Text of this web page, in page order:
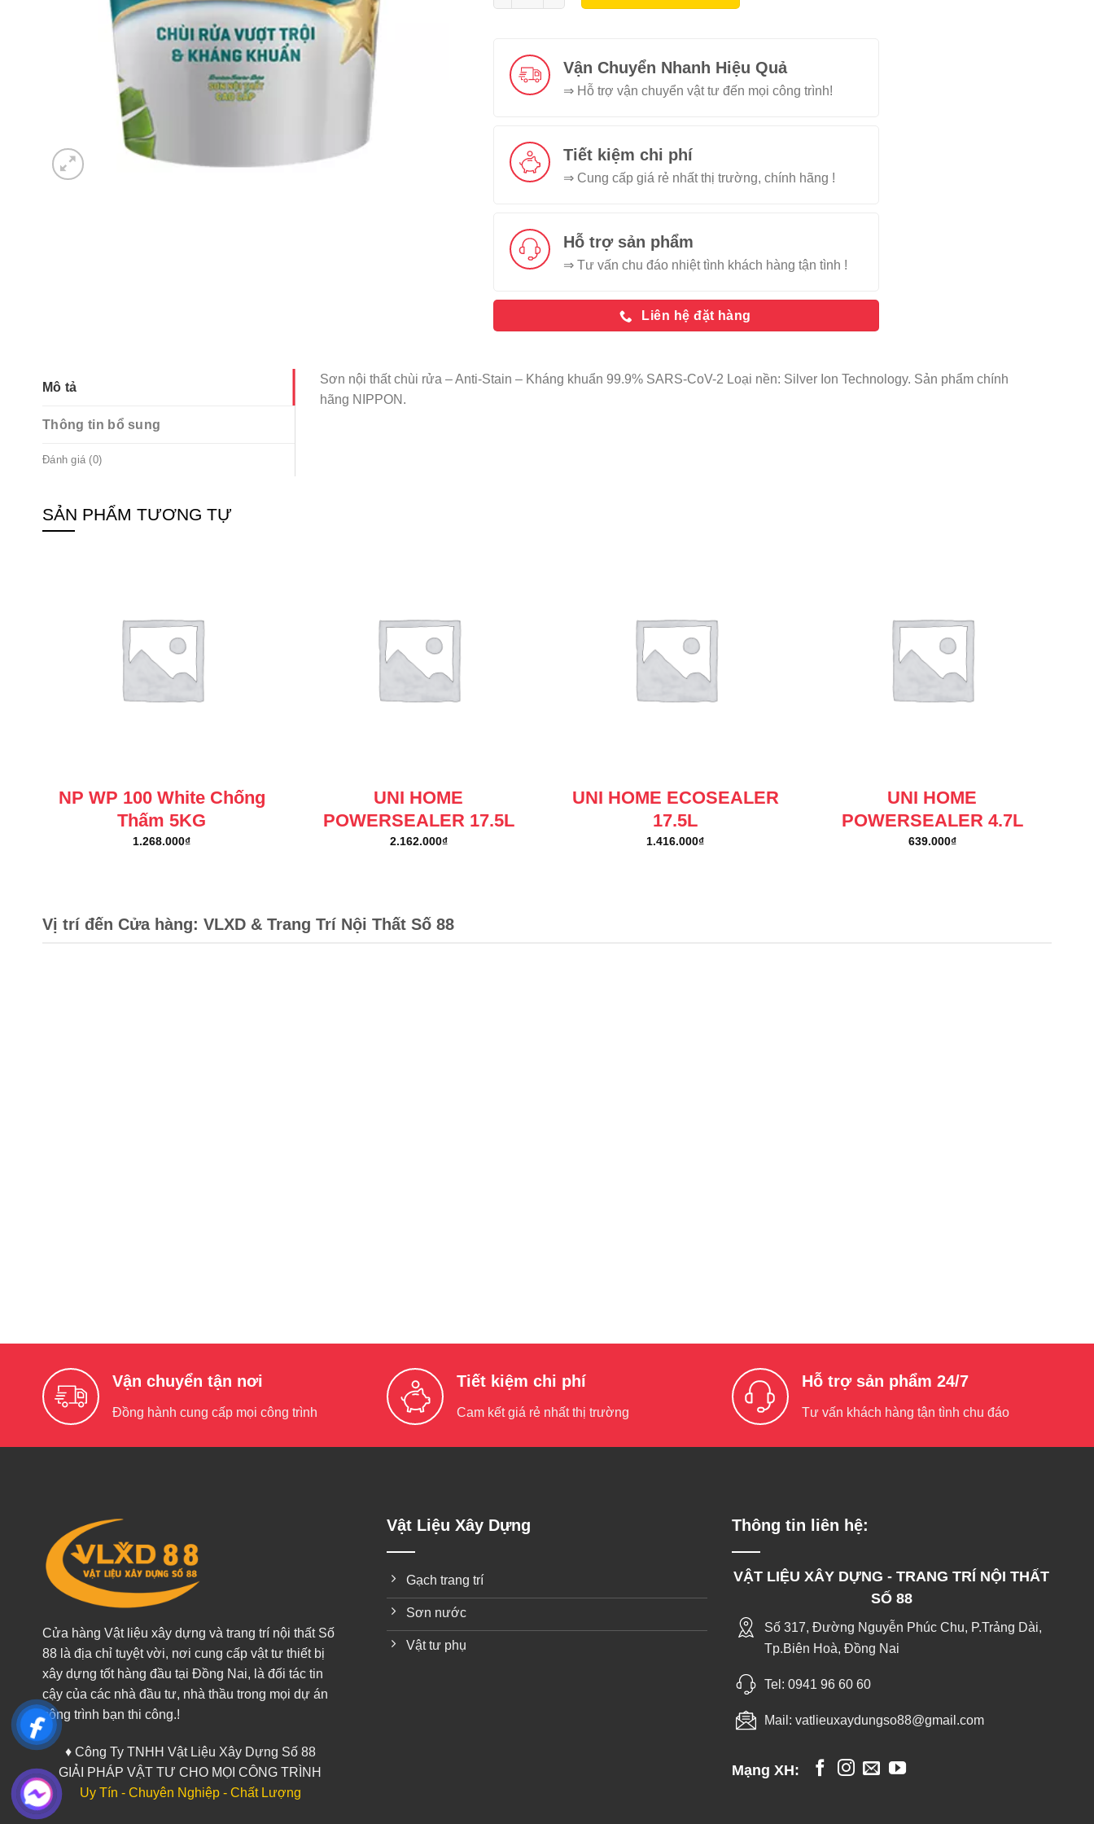
Vận Chuyển Nhanh Hiệu Quả
⇒ Hỗ trợ vận chuyển vật tư đến mọi công trình!
Tiết kiệm chi phí
⇒ Cung cấp giá rẻ nhất thị trường, chính hãng !
Hỗ trợ sản phẩm
⇒ Tư vấn chu đáo nhiệt tình khách hàng tận tình !
Liên hệ đặt hàng
Mô tả
Thông tin bổ sung
Đánh giá (0)
Sơn nội thất chùi rửa – Anti-Stain – Kháng khuẩn 99.9% SARS-CoV-2 Loại nền: Silver Ion Technology. Sản phẩm chính
hãng NIPPON.
SẢN PHẨM TƯƠNG TỰ
NP WP 100 White Chống
Thấm 5KG
1.268.000₫
UNI HOME
POWERSEALER 17.5L
2.162.000₫
UNI HOME ECOSEALER
17.5L
1.416.000₫
UNI HOME
POWERSEALER 4.7L
639.000₫
Vị trí đến Cửa hàng: VLXD & Trang Trí Nội Thất Số 88
Vận chuyển tận nơi
Đồng hành cung cấp mọi công trình
Tiết kiệm chi phí
Cam kết giá rẻ nhất thị trường
Hỗ trợ sản phẩm 24/7
Tư vấn khách hàng tận tình chu đáo
Cửa hàng Vật liệu xây dựng và trang trí nội thất Số
88 là địa chỉ tuyệt vời, nơi cung cấp vật tư thiết bị
xây dựng tốt hàng đầu tại Đồng Nai, là đối tác tin
cậy của các nhà đầu tư, nhà thầu trong mọi dự án
công trình bạn thi công.!
♦ Công Ty TNHH Vật Liệu Xây Dựng Số 88
GIẢI PHÁP VẬT TƯ CHO MỌI CÔNG TRÌNH
Uy Tín - Chuyên Nghiệp - Chất Lượng
Vật Liệu Xây Dựng
Gạch trang trí
Sơn nước
Vật tư phụ
Thông tin liên hệ:
VẬT LIỆU XÂY DỰNG - TRANG TRÍ NỘI THẤT
SỐ 88
Số 317, Đường Nguyễn Phúc Chu, P.Trảng Dài,
Tp.Biên Hoà, Đồng Nai
Tel: 0941 96 60 60
Mail: vatlieuxaydungso88@gmail.com
Mạng XH: